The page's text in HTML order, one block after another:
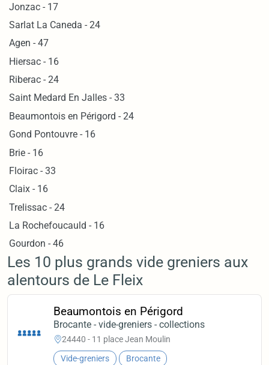
Jonzac - 17
Sarlat La Caneda - 24
Agen - 47
Hiersac - 16
Riberac - 24
Saint Medard En Jalles - 33
Beaumontois en Périgord - 24
Gond Pontouvre - 16
Brie - 16
Floirac - 33
Claix - 16
Trelissac - 24
La Rochefoucauld - 16
Gourdon - 46
Les 10 plus grands vide greniers aux
alentours de Le Fleix
Beaumontois en Périgord
Brocante - vide-greniers - collections
24440 - 11 place Jean Moulin
Vide-greniers Brocante